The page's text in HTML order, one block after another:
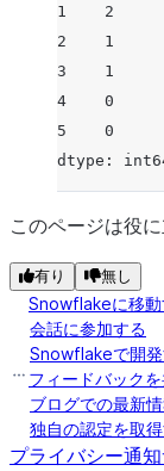
1    2
2    1
3    1
4    0
5    0
dtype:
このページは役
有り 無し
Snowflakeに移動
会話に参加する
Snowflakeで開
フィードバック
ブログでの最新
独自の認定を取
プライバシー通知